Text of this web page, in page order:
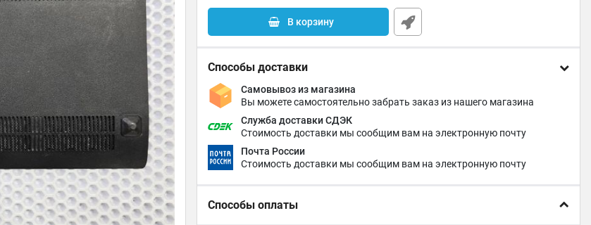
В корзину
Способы доставки
Самовывоз из магазина
Вы можете самостоятельно забрать заказ из нашего магазина
Служба доставки СДЭК
Стоимость доставки мы сообщим вам на электронную почту
Почта России
Стоимость доставки мы сообщим вам на электронную почту
Способы оплаты